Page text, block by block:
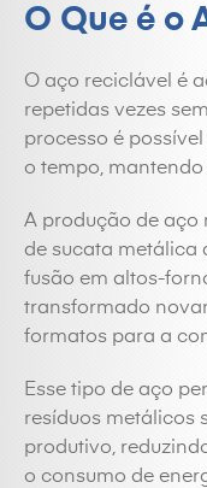
O Que é o
O aço reciclável é
repetidas vezes
processo é
o tempo,
A produção de aço
de sucata metálica
fusão em altos-
transformado
formatos para a
Esse tipo de aço
resíduos metálicos
produtivo,
o consumo de